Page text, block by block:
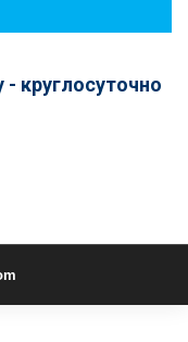
круглосуточно